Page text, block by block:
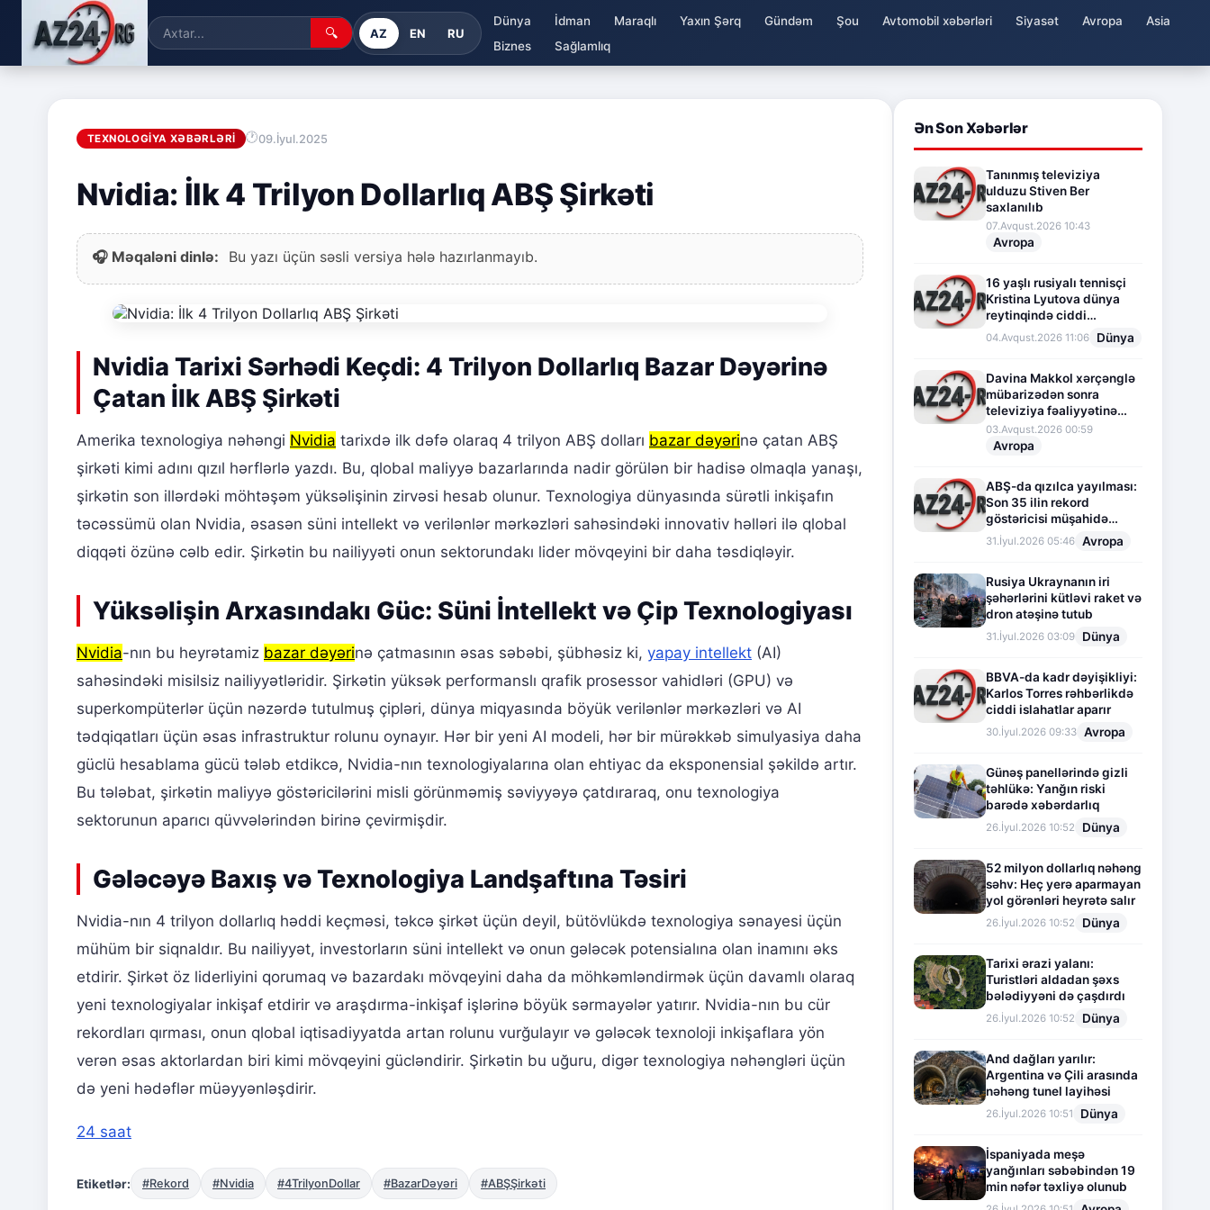
🔍 AZ EN RU
Dünya İdman Maraqlı Yaxın Şərq Gündəm Şou Avtomobil xəbərləri Siyasət Avropa
Asia
Biznes
Sağlamlıq
TEXNOLOGIYA XƏBƏRLƏRI 09.İyul.2025
Nvidia: İlk 4 Trilyon Dollarlıq ABŞ Şirkəti
🎧 Məqaləni dinlə: Bu yazı üçün səsli versiya hələ hazırlanmayıb.
Nvidia Tarixi Sərhədi Keçdi: 4 Trilyon Dollarlıq Bazar Dəyərinə
Çatan İlk ABŞ Şirkəti
Amerika texnologiya nəhəngi Nvidia tarixdə ilk dəfə olaraq 4 trilyon ABŞ dolları bazar dəyərinə çatan ABŞ
şirkəti kimi adını qızıl hərflərlə yazdı. Bu, qlobal maliyyə bazarlarında nadir görülən bir hadisə olmaqla yanaşı,
şirkətin son illərdəki möhtəşəm yüksəlişinin zirvəsi hesab olunur. Texnologiya dünyasında sürətli inkişafın
təcəssümü olan Nvidia, əsasən süni intellekt və verilənlər mərkəzləri sahəsindəki innovativ həlləri ilə qlobal
diqqəti özünə cəlb edir. Şirkətin bu nailiyyəti onun sektorundakı lider mövqeyini bir daha təsdiqləyir.
Yüksəlişin Arxasındakı Güc: Süni İntellekt və Çip Texnologiyası
Nvidia-nın bu heyrətamiz bazar dəyərinə çatmasının əsas səbəbi, şübhəsiz ki, yapay intellekt (AI)
sahəsindəki misilsiz nailiyyətləridir. Şirkətin yüksək performanslı qrafik prosessor vahidləri (GPU) və
superkompüterlər üçün nəzərdə tutulmuş çipləri, dünya miqyasında böyük verilənlər mərkəzləri və AI
tədqiqatları üçün əsas infrastruktur rolunu oynayır. Hər bir yeni AI modeli, hər bir mürəkkəb simulyasiya daha
güclü hesablama gücü tələb etdikcə, Nvidia-nın texnologiyalarına olan ehtiyac da eksponensial şəkildə artır.
Bu tələbat, şirkətin maliyyə göstəricilərini misli görünməmiş səviyyəyə çatdıraraq, onu texnologiya
sektorunun aparıcı qüvvələrindən birinə çevirmişdir.
Gələcəyə Baxış və Texnologiya Landşaftına Təsiri
Nvidia-nın 4 trilyon dollarlıq həddi keçməsi, təkcə şirkət üçün deyil, bütövlükdə texnologiya sənayesi üçün
mühüm bir siqnaldır. Bu nailiyyət, investorların süni intellekt və onun gələcək potensialına olan inamını əks
etdirir. Şirkət öz liderliyini qorumaq və bazardakı mövqeyini daha da möhkəmləndirmək üçün davamlı olaraq
yeni texnologiyalar inkişaf etdirir və araşdırma-inkişaf işlərinə böyük sərmayələr yatırır. Nvidia-nın bu cür
rekordları qırması, onun qlobal iqtisadiyyatda artan rolunu vurğulayır və gələcək texnoloji inkişaflara yön
verən əsas aktorlardan biri kimi mövqeyini gücləndirir. Şirkətin bu uğuru, digər texnologiya nəhəngləri üçün
də yeni hədəflər müəyyənləşdirir.
24 saat
Etiketlər: #Rekord #Nvidia #4TrilyonDollar #BazarDəyəri #ABŞŞirkəti
Ən Son Xəbərlər
Tanınmış televiziya
ulduzu Stiven Ber
saxlanılıb
07.Avqust.2026 10:43
Avropa
16 yaşlı rusiyalı tennisçi
Kristina Lyutova dünya
reytinqində ciddi
irəliləyişə imza atdı
04.Avqust.2026 11:06 Dünya
Davina Makkol xərçənglə
mübarizədən sonra
televiziya fəaliyyətinə
fasilə verir
03.Avqust.2026 00:59
Avropa
ABŞ-da qızılca yayılması:
Son 35 ilin rekord
göstəricisi müşahidə
olunur
31.İyul.2026 05:46 Avropa
Rusiya Ukraynanın iri
şəhərlərini kütləvi raket və
dron atəşinə tutub
31.İyul.2026 03:09 Dünya
BBVA-da kadr dəyişikliyi:
Karlos Torres rəhbərlikdə
ciddi islahatlar aparır
30.İyul.2026 09:33 Avropa
Günəş panellərində gizli
təhlükə: Yanğın riski
barədə xəbərdarlıq
26.İyul.2026 10:52 Dünya
52 milyon dollarlıq nəhəng
səhv: Heç yerə aparmayan
yol görənləri heyrətə salır
26.İyul.2026 10:52 Dünya
Tarixi ərazi yalanı:
Turistləri aldadan şəxs
bələdiyyəni də çaşdırdı
26.İyul.2026 10:52 Dünya
And dağları yarılır:
Argentina və Çili arasında
nəhəng tunel layihəsi
26.İyul.2026 10:51 Dünya
İspaniyada meşə
yanğınları səbəbindən 19
min nəfər təxliyə olunub